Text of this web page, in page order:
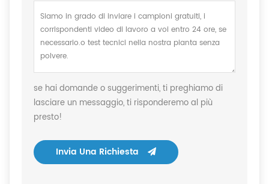
se hai domande o suggerimenti, ti preghiamo di
lasciare un messaggio, ti risponderemo al più
presto!
Invia Una Richiesta